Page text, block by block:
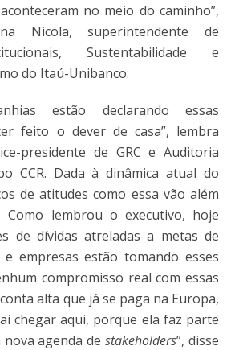
no meio do caminho”,
Nicola, superintendente de
Sustentabilidade e
do Itaú-Unibanco.
estão declarando essas
feito o dever de casa”, lembra
presidente de GRC e Auditoria
CCR. Dada à dinâmica atual do
de atitudes como essa vão além
Como lembrou o executivo, hoje
de dívidas atreladas a metas de
e empresas estão tomando esses
compromisso real com essas
alta que já se paga na Europa,
chegar aqui, porque ela faz parte
nova agenda destakeholders”, disse